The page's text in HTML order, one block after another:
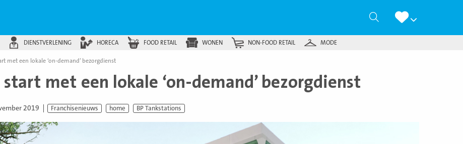
Zoeken
DIENSTVERLENING HORECA FOOD RETAIL WONEN NON-FOOD RETAIL MODE
met een lokale ‘on-demand’ bezorgdienst
start met een lokale ‘on-demand’ bezorgdienst
2019 Franchisenieuws home BP Tankstations